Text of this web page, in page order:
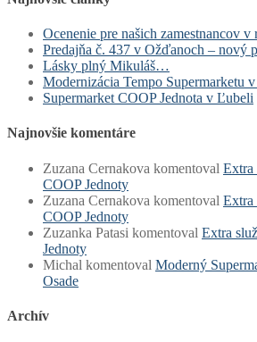
Ocenenie pre našich zamestnancov v
Predajňa č. 437 v Ožďanoch – nový
Lásky plný Mikuláš…
Modernizácia Tempo Supermarketu
Supermarket COOP Jednota v Ľubeli
Najnovšie komentáre
Zuzana Cernakova komentoval Extra
COOP Jednoty
Zuzana Cernakova komentoval Extra
COOP Jednoty
Zuzanka Patasi komentoval Extra
Jednoty
Michal komentoval Moderný
Osade
Archív